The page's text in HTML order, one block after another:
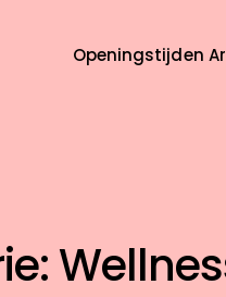
Openingstijden